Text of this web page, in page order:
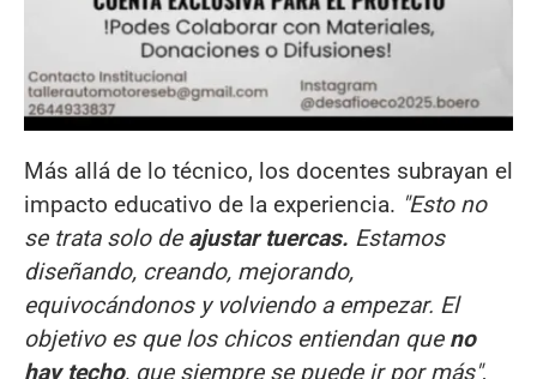
Más allá de lo técnico, los docentes subrayan el
impacto educativo de la experiencia. "Esto no
se trata solo de ajustar tuercas. Estamos
diseñando, creando, mejorando,
equivocándonos y volviendo a empezar. El
objetivo es que los chicos entiendan que no
hay techo, que siempre se puede ir por más",